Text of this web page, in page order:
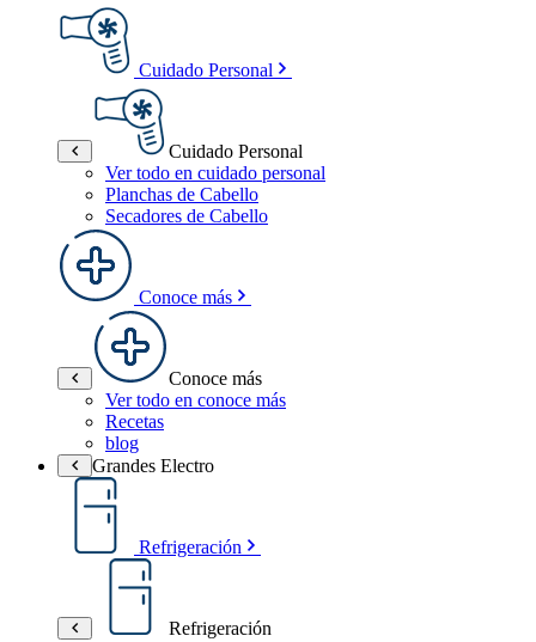
Cuidado Personal
Cuidado Personal
Ver todo en cuidado personal
Planchas de Cabello
Secadores de Cabello
Conoce más
Conoce más
Ver todo en conoce más
Recetas
blog
Grandes Electro
Refrigeración
Refrigeración